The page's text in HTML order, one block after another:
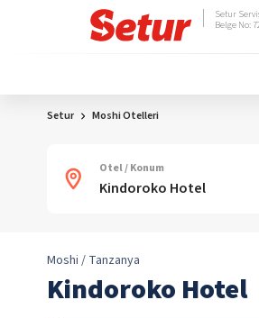
Setur
Belge No:
Setur Moshi Otelleri
Otel / Konum
Moshi / Tanzanya
Kindoroko Hotel